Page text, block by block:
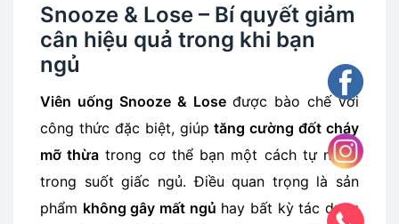
Snooze & Lose – Bí quyết giảm
cân hiệu quả trong khi bạn
ngủ
Viên uống Snooze & Loseđược bào chế với
công thức đặc biệt, giúptăng cường đốt cháy
mỡ thừa trong cơ thể bạn một cách tự nhiên
trong suốt giấc ngủ. Điều quan trọng là sản
phẩm không gây mất ngủ hay bất kỳ tác dụng